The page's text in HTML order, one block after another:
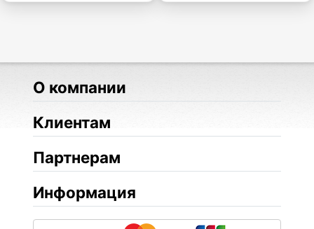
О компании
Клиентам
Партнерам
Информация